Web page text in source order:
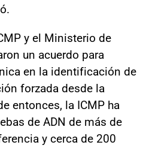
y el Ministerio de
un acuerdo para
en la identificación de
forzada desde la
entonces, la ICMP ha
de ADN de más de
y cerca de 200